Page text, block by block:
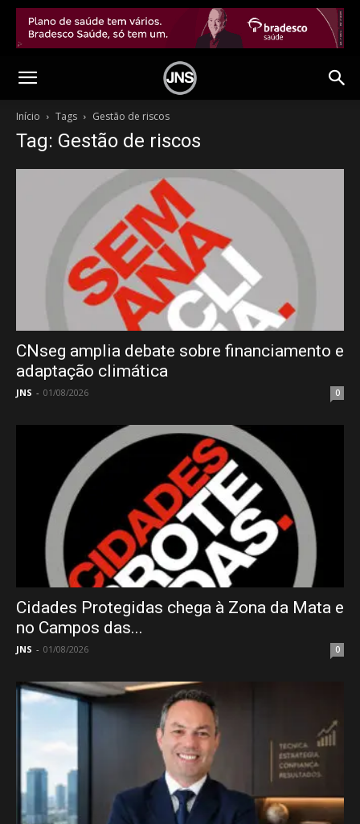
Início Tags Gestão de riscos
Tag: Gestão de riscos
CNseg amplia debate sobre financiamento e
adaptação climática
JNS - 01/08/2026 0
Cidades Protegidas chega à Zona da Mata e
no Campos das...
JNS - 01/08/2026 0